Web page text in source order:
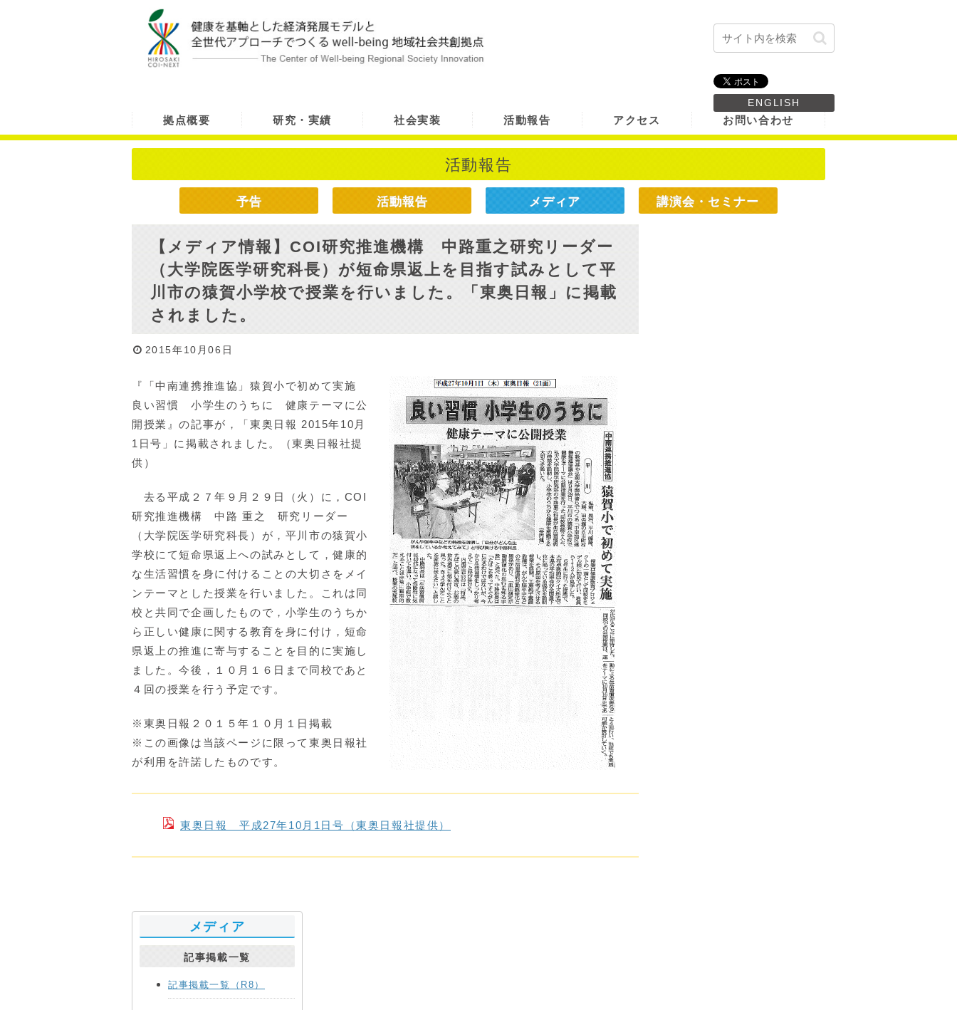
ENGLISH
拠点概要 研究・実績 社会実装 活動報告 アクセス お問い合わせ
活動報告
予告 活動報告 メディア 講演会・セミナー
【メディア情報】COI研究推進機構 中路重之研究リーダー
（大学院医学研究科長）が短命県返上を目指す試みとして平
川市の猿賀小学校で授業を行いました。「東奥日報」に掲載
されました。
2015年10月06日
『「中南連携推進協」猿賀小で初めて実施
良い習慣 小学生のうちに 健康テーマに公
開授業』の記事が，「東奥日報 2015年10月
1日号」に掲載されました。（東奥日報社提
供）
去る平成２７年９月２９日（火）に，COI
研究推進機構 中路 重之 研究リーダー
（大学院医学研究科長）が，平川市の猿賀小
学校にて短命県返上への試みとして，健康的
な生活習慣を身に付けることの大切さをメイ
ンテーマとした授業を行いました。これは同
校と共同で企画したもので，小学生のうちか
ら正しい健康に関する教育を身に付け，短命
県返上の推進に寄与することを目的に実施し
ました。今後，１０月１６日まで同校であと
４回の授業を行う予定です。
※東奥日報２０１５年１０月１日掲載
※この画像は当該ページに限って東奥日報社
が利用を許諾したものです。
東奥日報 平成27年10月1日号（東奥日報社提供）
メディア
記事掲載一覧
記事掲載一覧（R8）